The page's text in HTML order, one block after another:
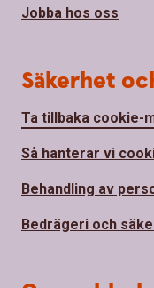
Jobba hos oss
Säkerhet
Ta tillbaka cookie-
Så hanterar vi
Behandling av
Bedrägeri och